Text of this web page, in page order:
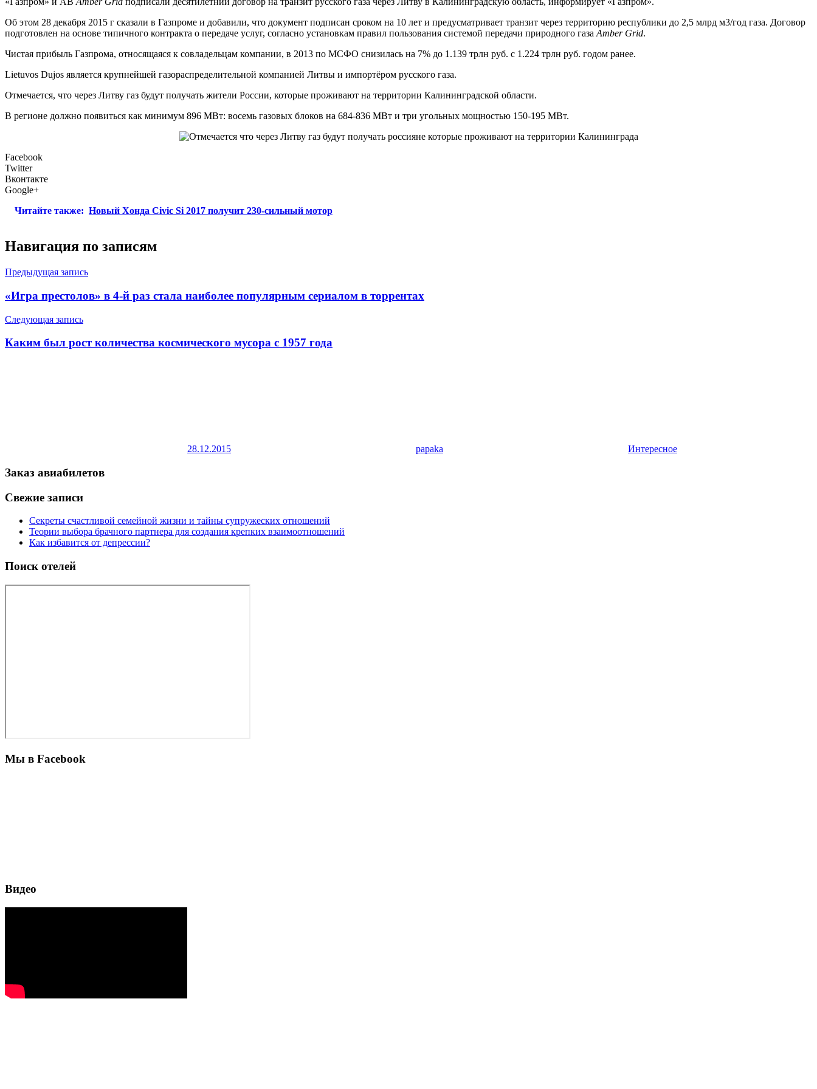
Об этом 28 декабря 2015 г сказали в Газпроме и добавили, что документ подписан сроком на 10 лет и предусматривает транзит через территорию республики до 2,5 млрд м3/год газа. Договор
подготовлен на основе типичного контракта о передаче услуг, согласно установкам правил пользования системой передачи природного газаAmber Grid.
Чистая прибыль Газпрома, относящаяся к совладельцам компании, в 2013 по МСФО снизилась на 7% до 1.139 трлн руб. с 1.224 трлн руб. годом ранее.
Lietuvos Dujos является крупнейшей газораспределительной компанией Литвы и импортёром русского газа.
Отмечается, что через Литву газ будут получать жители России, которые проживают на территории Калининградской области.
В регионе должно появиться как минимум 896 МВт: восемь газовых блоков на 684-836 МВт и три угольных мощностью 150-195 МВт.
Facebook
Twitter
Вконтакте
Google+
Читайте также: Новый Хонда Civic Si 2017 получит 230-сильный мотор
Навигация по записям
Предыдущая запись
«Игра престолов» в 4-й раз стала наиболее популярным сериалом в торрентах
Следующая запись
Каким был рост количества космического мусора с 1957 года
28.12.2015 papaka Интересное
Заказ авиабилетов
Свежие записи
Секреты счастливой семейной жизни и тайны супружеских отношений
Теории выбора брачного партнера для создания крепких взаимоотношений
Как избавится от депрессии?
Поиск отелей
Мы в Facebook
Видео